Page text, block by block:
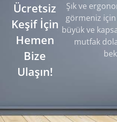
Ücretsiz
Keşif İçin
Hemen
Bize
Ulaşın!
Şık ve
görmeniz için
büyük ve
mutfak